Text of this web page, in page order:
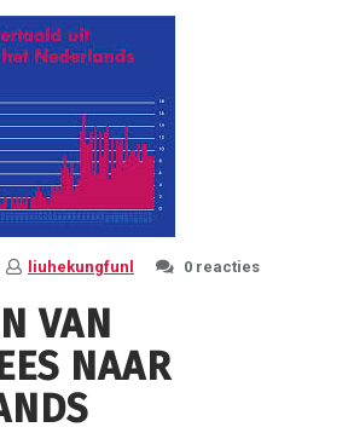
liuhekungfunl 0 reacties
VAN
NAAR